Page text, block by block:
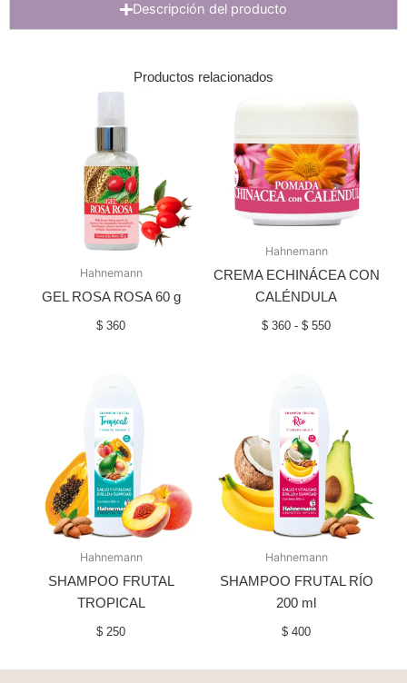
Descripción del producto
Productos relacionados
Hahnemann
GEL ROSA ROSA 60 g
$ 360
Hahnemann
CREMA ECHINÁCEA CON
CALÉNDULA
$ 360 - $ 550
desde
$ 360
hasta
$ 550
Hahnemann
SHAMPOO FRUTAL
TROPICAL
$ 250
Hahnemann
SHAMPOO FRUTAL RÍO
200 ml
$ 400